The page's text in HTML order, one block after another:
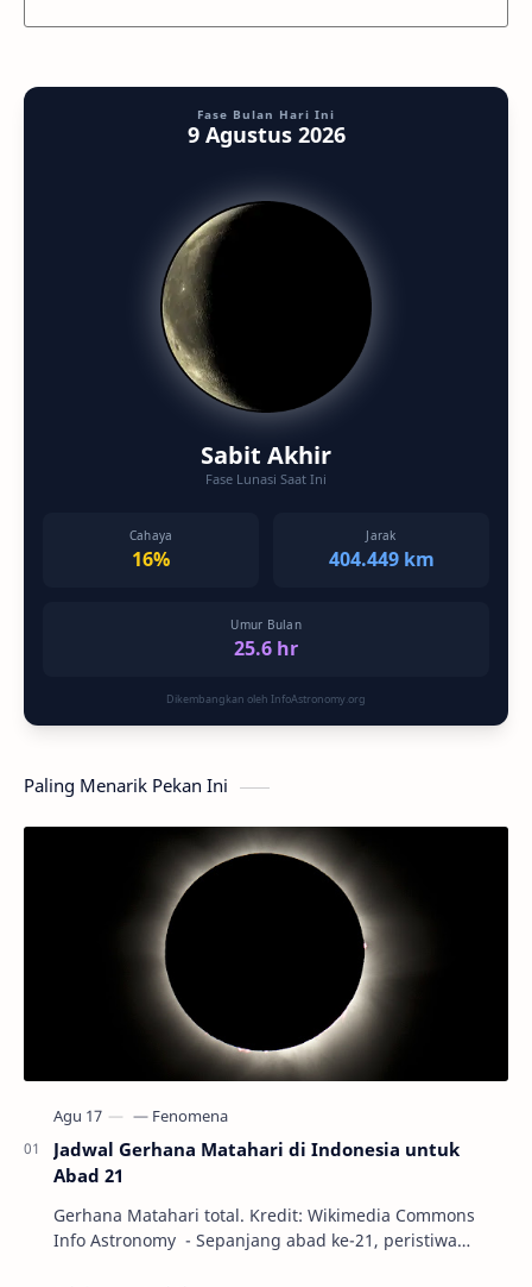
Fase Bulan Hari Ini
9 Agustus 2026
Sabit Akhir
Fase Lunasi Saat Ini
Cahaya
16%
Jarak
404.449 km
Umur Bulan
25.6 hr
Dikembangkan oleh InfoAstronomy.org
Paling Menarik Pekan Ini
Jadwal Gerhana Matahari di Indonesia untuk
Abad 21
Gerhana Matahari total. Kredit: Wikimedia Commons
Info Astronomy - Sepanjang abad ke-21, peristiwa